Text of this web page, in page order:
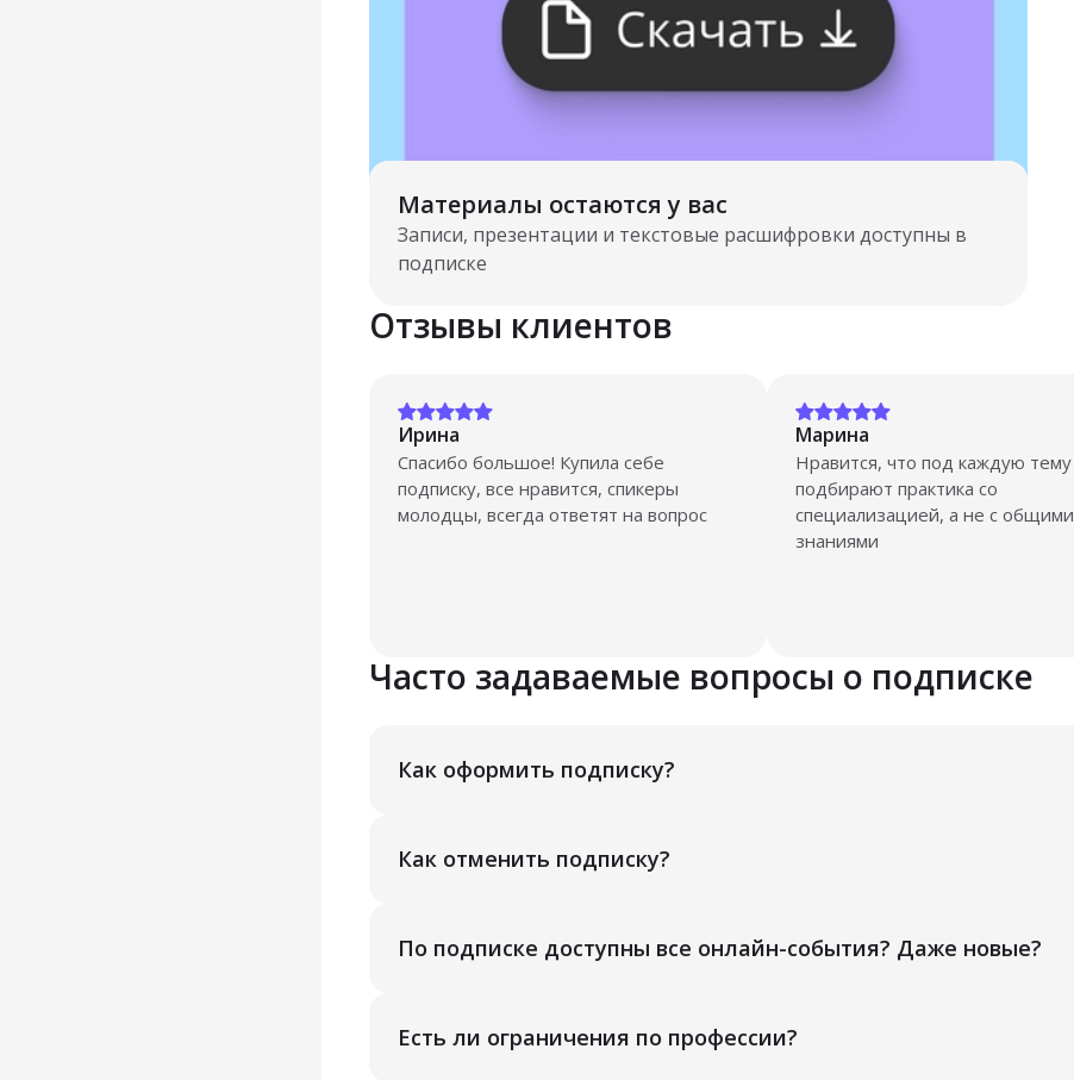
Материалы остаются у вас
Записи, презентации и текстовые расшифровки доступны в
подписке
Отзывы клиентов
Ирина
Спасибо большое! Купила себе
подписку, все нравится, спикеры
молодцы, всегда ответят на вопрос
Марина
Нравится, что под каждую тему
подбирают практика со
специализацией, а не с общими
знаниями
Часто задаваемые вопросы о подписке
Как оформить подписку?
Как отменить подписку?
По подписке доступны все онлайн-события? Даже новые?
Есть ли ограничения по профессии?